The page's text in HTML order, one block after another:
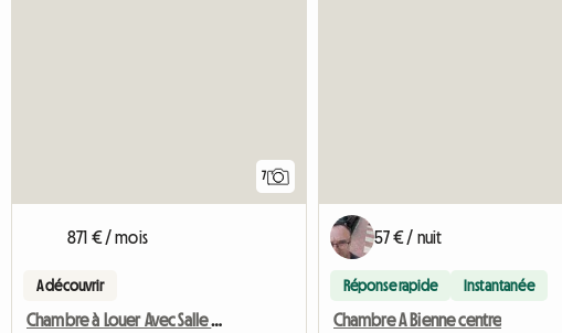
7
871 € / mois
A découvrir
Chambre à Louer Avec Salle De Bain Privative
57 € / nuit
Réponse rapide Instantanée
Chambre A Bienne centre